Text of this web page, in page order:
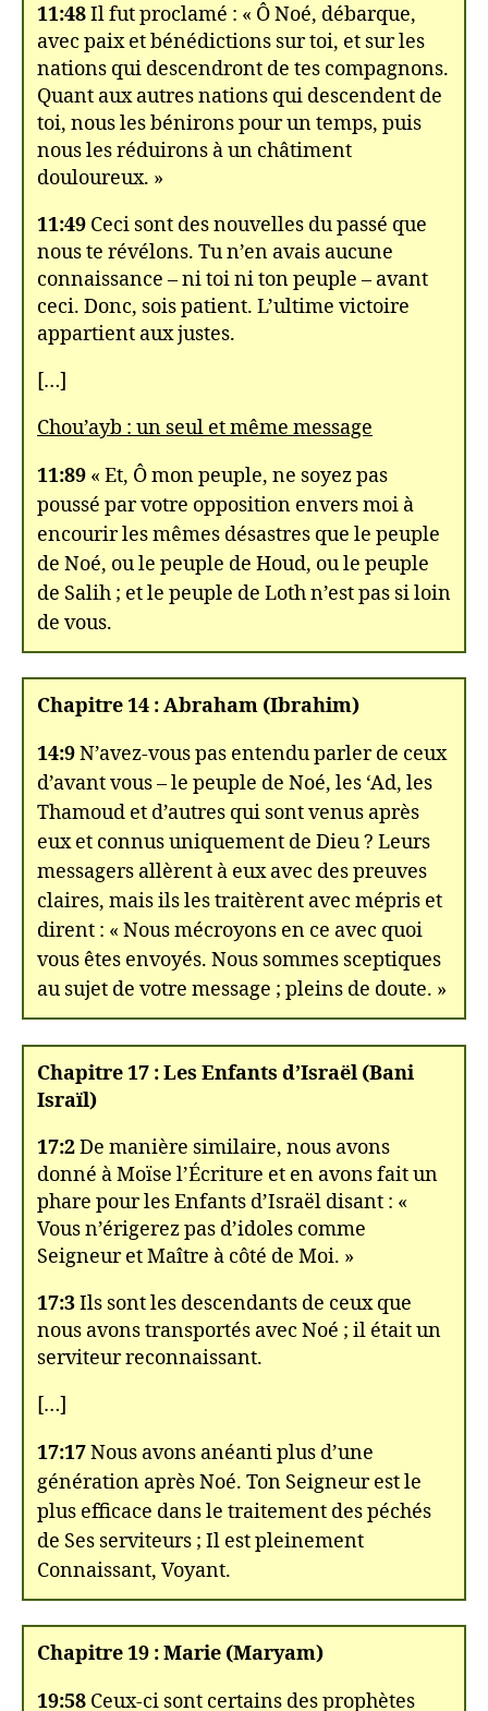
11:48Il fut proclamé : « Ô Noé, débarque,
avec paix et bénédictions sur toi, et sur les
nations qui descendront de tes compagnons.
Quant aux autres nations qui descendent de
toi, nous les bénirons pour un temps, puis
nous les réduirons à un châtiment
douloureux. »
11:49 Ceci sont des nouvelles du passé que
nous te révélons. Tu n’en avais aucune
connaissance – ni toi ni ton peuple – avant
ceci. Donc, sois patient. L’ultime victoire
appartient aux justes.
[…]
Chou’ayb : un seul et même message
11:89 « Et, Ô mon peuple, ne soyez pas
poussé par votre opposition envers moi à
encourir les mêmes désastres que le peuple
de Noé, ou le peuple de Houd, ou le peuple
de Salih ; et le peuple de Loth n’est pas si loin
de vous.
Chapitre 14 : Abraham (Ibrahim)
14:9N’avez-vous pas entendu parler de ceux
d’avant vous – le peuple de Noé, les ‘Ad, les
Thamoud et d’autres qui sont venus après
eux et connus uniquement de Dieu ? Leurs
messagers allèrent à eux avec des preuves
claires, mais ils les traitèrent avec mépris et
dirent : « Nous mécroyons en ce avec quoi
vous êtes envoyés. Nous sommes sceptiques
au sujet de votre message ; pleins de doute. »
Chapitre 17 : Les Enfants d’Israël (Bani
Israïl)
17:2De manière similaire, nous avons
donné à Moïse l’Écriture et en avons fait un
phare pour les Enfants d’Israël disant : «
Vous n’érigerez pas d’idoles comme
Seigneur et Maître à côté de Moi. »
17:3Ils sont les descendants de ceux que
nous avons transportés avec Noé ; il était un
serviteur reconnaissant.
[…]
17:17Nous avons anéanti plus d’une
génération après Noé. Ton Seigneur est le
plus efficace dans le traitement des péchés
de Ses serviteurs ; Il est pleinement
Connaissant, Voyant.
Chapitre 19 : Marie (Maryam)
19:58 Ceux-ci sont certains des prophètes